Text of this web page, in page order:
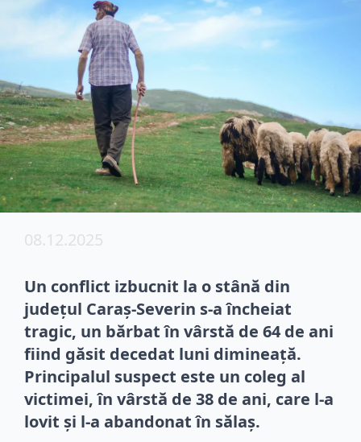
08.12.2025
Un conflict izbucnit la o stână din
județul Caraș-Severin s-a încheiat
tragic, un bărbat în vârstă de 64 de ani
fiind găsit decedat luni dimineață.
Principalul suspect este un coleg al
victimei, în vârstă de 38 de ani, care l-a
lovit și l-a abandonat în sălaș.